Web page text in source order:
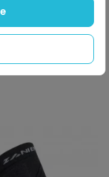
trekkingowe
Socks